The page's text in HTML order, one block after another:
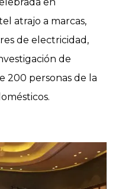
atrajo a marcas,
de electricidad,
de
200 personas de la